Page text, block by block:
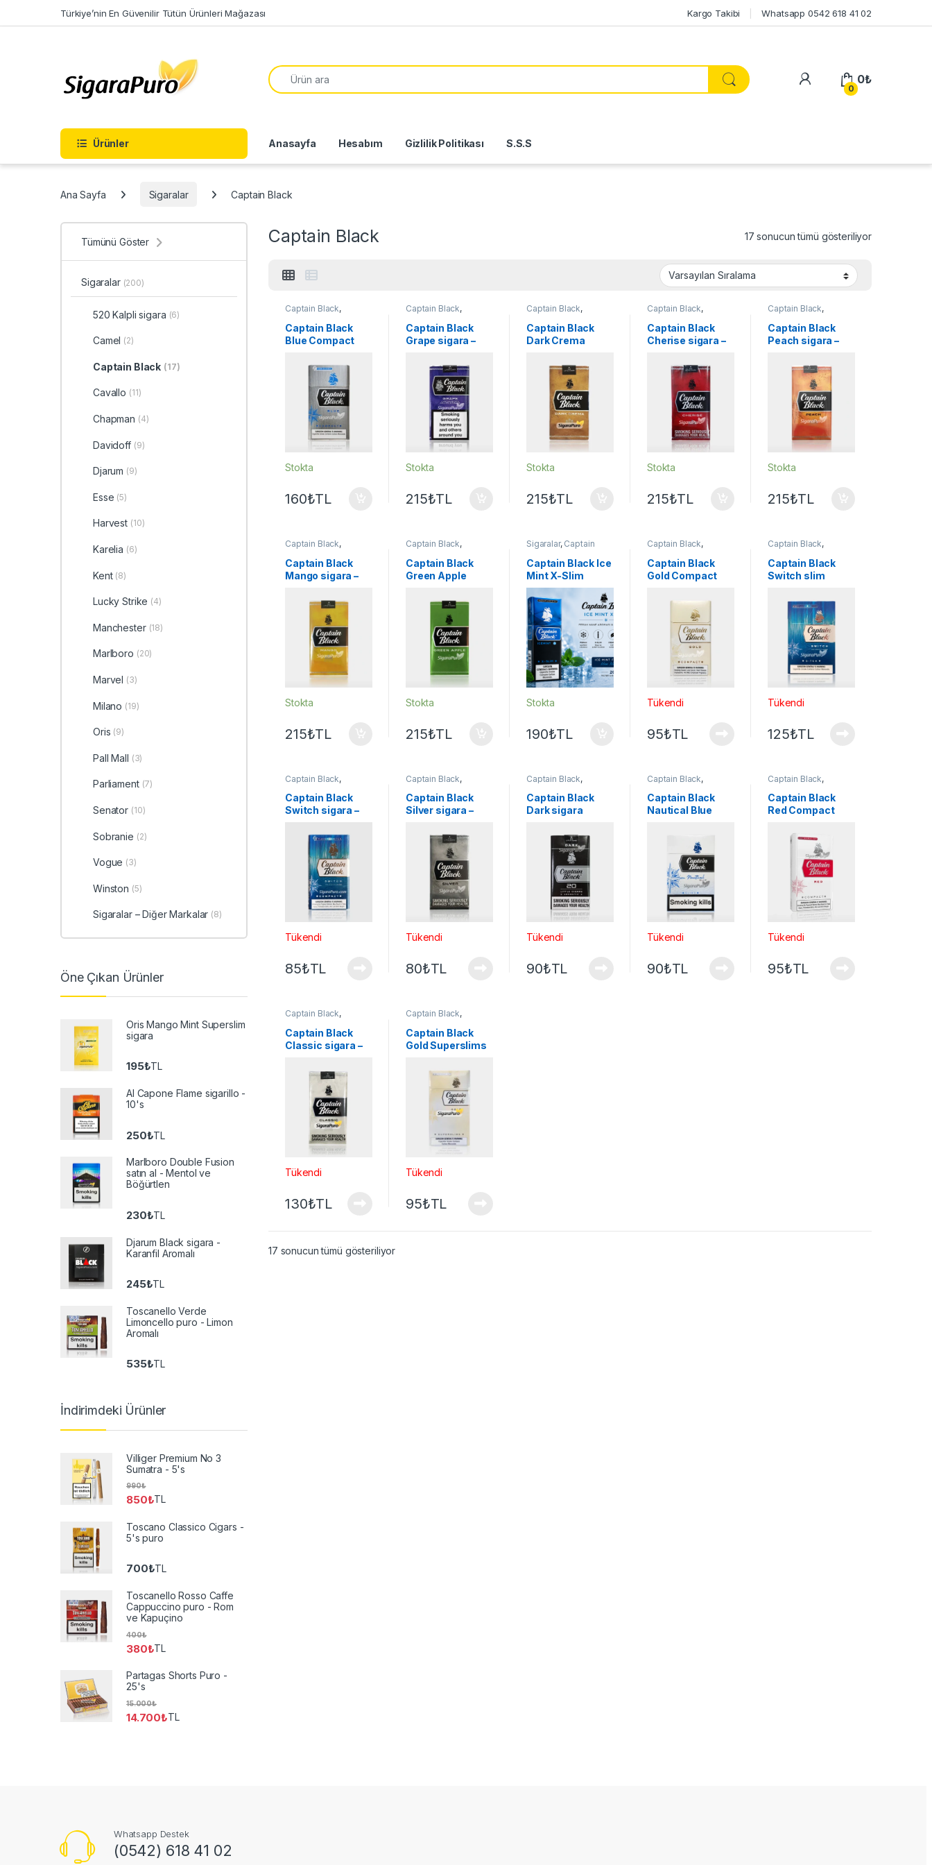
Türkiye’nin En Güvenilir Tütün Ürünleri Mağazası Kargo Takibi Whatsapp 0542 618 41 02
Search for:
My Account
0
0₺
Ürünler Anasayfa Hesabım Gizlilik Politikası S.S.S
Ana Sayfa Sigaralar Captain Black
Captain Black 17 sonucun tümü gösteriliyor
Captain Black,
Sigaralar
Captain Black
Blue Compact
Stokta
160₺TL
Captain Black,
Sigaralar
Captain Black
Grape sigara –
Stokta
215₺TL
Captain Black,
Sigaralar
Captain Black
Dark Crema
Stokta
215₺TL
Captain Black,
Sigaralar
Captain Black
Cherise sigara –
Stokta
215₺TL
Captain Black,
Sigaralar
Captain Black
Peach sigara –
Stokta
215₺TL
Captain Black,
Sigaralar
Captain Black
Mango sigara –
Stokta
215₺TL
Captain Black,
Sigaralar
Captain Black
Green Apple
Elma aromalı
Stokta
215₺TL
Sigaralar, Captain
Black
Captain Black Ice
Mint X-Slim
Stokta
190₺TL
Captain Black,
Sigaralar
Captain Black
Gold Compact
Tükendi
95₺TL
Captain Black,
Sigaralar
Captain Black
Switch slim
flavor
Tükendi
125₺TL
Captain Black,
Sigaralar
Captain Black
Switch sigara –
Tükendi
85₺TL
Captain Black,
Sigaralar
Captain Black
Silver sigara –
Tükendi
80₺TL
Captain Black,
Sigaralar
Captain Black
Dark sigara
Tükendi
90₺TL
Captain Black,
Sigaralar
Captain Black
Nautical Blue
Tükendi
90₺TL
Captain Black,
Sigaralar
Captain Black
Red Compact
Tükendi
95₺TL
Captain Black,
Sigaralar
Captain Black
Classic sigara –
Tükendi
130₺TL
Captain Black,
Sigaralar
Captain Black
Gold Superslims
Tükendi
95₺TL
17 sonucun tümü gösteriliyor
Tümünü Göster
Sigaralar (200)
520 Kalpli sigara (6)
Camel (2)
Captain Black (17)
Cavallo (11)
Chapman (4)
Davidoff (9)
Djarum (9)
Esse (5)
Harvest (10)
Karelia (6)
Kent (8)
Lucky Strike (4)
Manchester (18)
Marlboro (20)
Marvel (3)
Milano (19)
Oris (9)
Pall Mall (3)
Parliament (7)
Senator (10)
Sobranie (2)
Vogue (3)
Winston (5)
Sigaralar – Diğer Markalar (8)
Öne Çıkan Ürünler
Oris Mango Mint Superslim
sigara
195₺TL
Al Capone Flame sigarillo -
10's
250₺TL
Marlboro Double Fusion
satın al - Mentol ve
Böğürtlen
230₺TL
Djarum Black sigara -
Karanfil Aromalı
245₺TL
Toscanello Verde
Limoncello puro - Limon
Aromalı
535₺TL
İndirimdeki Ürünler
Villiger Premium No 3
Sumatra - 5's
850₺
990₺
TL
Toscano Classico Cigars -
5's puro
700₺TL
Toscanello Rosso Caffe
Cappuccino puro - Rom
ve Kapuçino
380₺
400₺
TL
Partagas Shorts Puro -
25's
14.700₺
15.000₺
TL
Whatsapp Destek
(0542) 618 41 02